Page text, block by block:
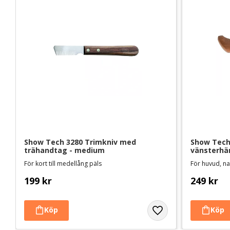
Show Tech 3280 Trimkniv med
trähandtag - medium
För kort till medellång päls
199 kr
Show
För huvud,
249 kr